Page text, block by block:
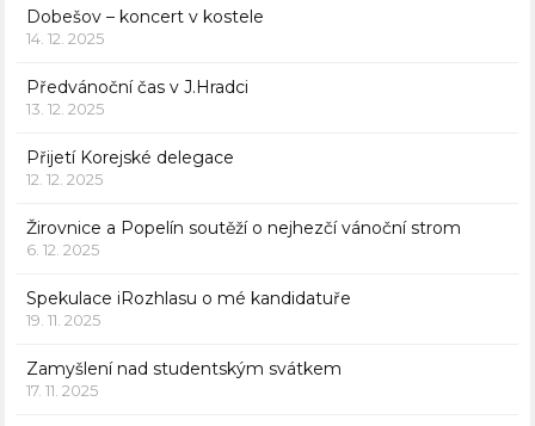
Dobešov – koncert v kostele
14. 12. 2025
Předvánoční čas v J.Hradci
13. 12. 2025
Přijetí Korejské delegace
12. 12. 2025
Žirovnice a Popelín soutěží o nejhezčí vánoční strom
6. 12. 2025
Spekulace iRozhlasu o mé kandidatuře
19. 11. 2025
Zamyšlení nad studentským svátkem
17. 11. 2025